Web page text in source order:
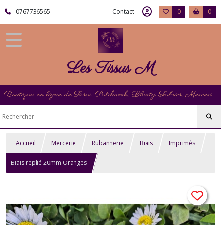
0767736565 Contact 0 0
Les Tissus M
Boutique en ligne de Tissus Patchwork, Liberty Fabrics, Mercerie et Matériel de Point de Croix
Accueil Mercerie Rubannerie Biais Imprimés
Biais replié 20mm Oranges